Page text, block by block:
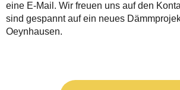
eine E-Mail. Wir freuen uns auf den
sind gespannt auf ein neues
Oeynhausen.